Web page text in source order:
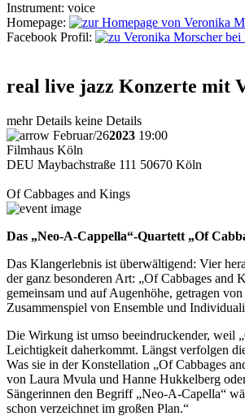
Instrument: voice
Homepage:
Facebook Profil:
real live jazz Konzerte mit
mehr Details keine Details
Februar/262023 19:00
Filmhaus Köln
DEU Maybachstraße 111 50670 Köln
Of Cabbages and Kings
Das „Neo-A-Cappella“-Quartett „Of
Das Klangerlebnis ist überwältigend: Vier
der ganz besonderen Art: „Of Cabbages
gemeinsam und auf Augenhöhe, getragen
Zusammenspiel von Ensemble und
Die Wirkung ist umso beeindruckender, weil
Leichtigkeit daherkommt. Längst verfolgen
Was sie in der Konstellation „Of Cabbages
von Laura Mvula und Hanne Hukkelberg
Sängerinnen den Begriff „Neo-A-Capella“
schon verzeichnet im großen Plan.“